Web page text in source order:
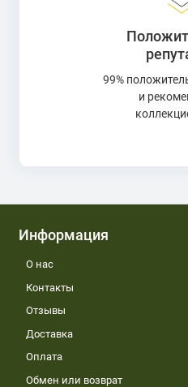
99%
и
Информация
О нас
Контакты
Отзывы
Доставка
Оплата
Обмен или возврат